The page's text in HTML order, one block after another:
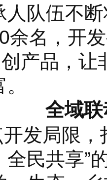
人队伍不
余名，开
产品，让
全域
发局限
民共享”